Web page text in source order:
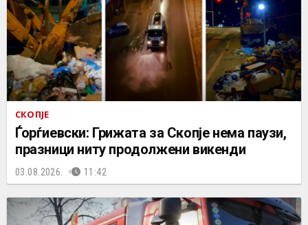
СКОПЈЕ
Ѓорѓиевски: Грижата за Скопје нема паузи,
празници ниту продолжени викенди
03.08.2026. 11:42